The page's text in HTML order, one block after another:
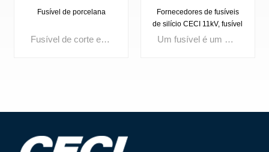
Fusível de porcelana
Fusível de corte externo Tensão nominal: 3 kV, 10 kV, 15 kV, 24 kV, 27 kV, 33 kV, 36 kV Corrente até: 100 A, 200 A
Fornecedores de fusíveis
de silício CECI 11kV, fusível
excelente
Um fusível é um dispositivo compacto de proteção contra sobrecorrente que funde o seu elemento interno quando a corrente excede um limite definido, interrompendo instantaneamente o circuito. Amplamente utilizados na distribuição de energia, aparelhagem de manobra, transformadores e painéis de controlo, os fusíveis de alta qualidade garantem um isolamento rápido de falhas, aumentam a segurança do circuito e a fiabilidade do sistema.